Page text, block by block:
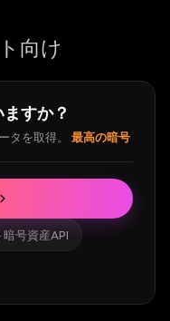
向け
すか？
タを取得。
最高の暗号
暗号資産API